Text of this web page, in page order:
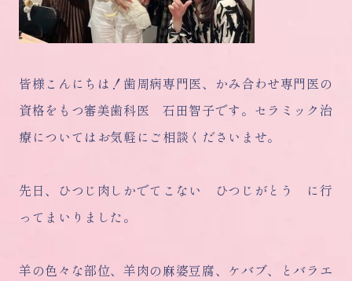
皆様こんにちは！歯周病専門医、かみ合わせ専門医の
資格をもつ審美歯科医 石田智子です。セラミック治
療についてはお気軽にご相談くださいませ。
先日、ひつじ肉しかでてこない ひつじがとう に行
ってまいりました。
羊の色々な部位、羊肉の麻婆豆腐、ケバブ、とバラエ